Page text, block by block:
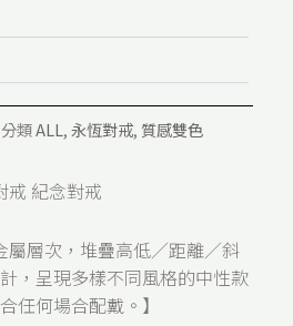
分類ALL ,永恆對戒, 質感雙色
戒 紀念對戒
屬層次，堆疊高低／距離／斜
，呈現多樣不同風格的中性款
任何場合配戴。】